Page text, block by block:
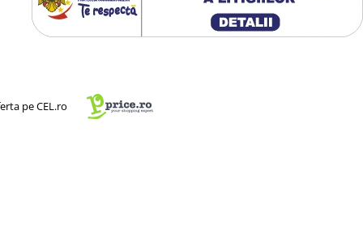
clienții cu rezultatele dvs.
spiralate,LED, cu
pe CEL.ro